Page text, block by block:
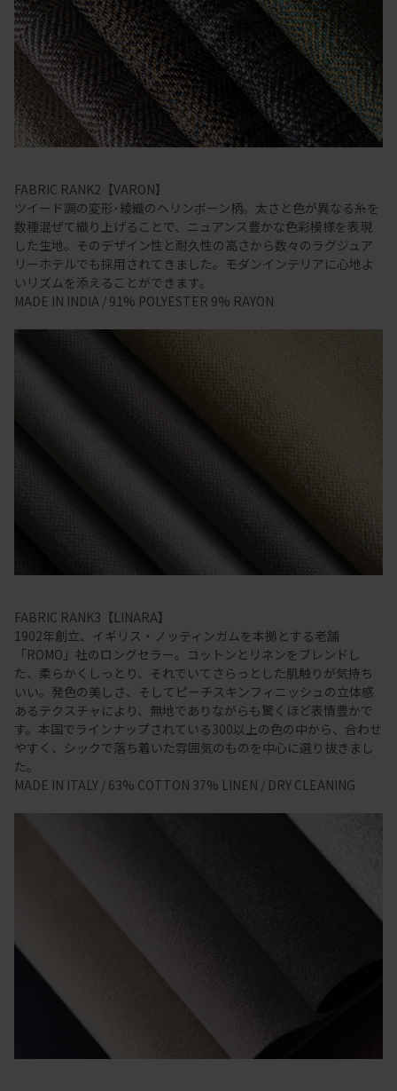
FABRIC RANK2【VARON】
ツイード調の変形･綾織のヘリンボーン柄。太さと色が異なる糸を
数種混ぜて織り上げることで、ニュアンス豊かな色彩模様を表現
した生地。そのデザイン性と耐久性の高さから数々のラグジュア
リーホテルでも採用されてきました。モダンインテリアに心地よ
いリズムを添えることができます。
MADE IN INDIA / 91% POLYESTER 9% RAYON
FABRIC RANK3【LINARA】
1902年創立、イギリス・ノッティンガムを本拠とする老舗
「ROMO」社のロングセラー。コットンとリネンをブレンドし
た、柔らかくしっとり、それでいてさらっとした肌触りが気持ち
いい。発色の美しさ、そしてピーチスキンフィニッシュの立体感
あるテクスチャにより、無地でありながらも驚くほど表情豊かで
す。本国でラインナップされている300以上の色の中から、合わせ
やすく、シックで落ち着いた雰囲気のものを中心に選り抜きまし
た。
MADE IN ITALY / 63% COTTON 37% LINEN / DRY CLEANING